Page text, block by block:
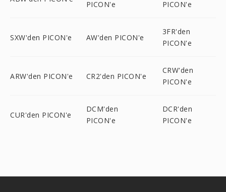
PICON'e
PICON'e
SXW'den PICON'e AW'den PICON'e
3FR'den
PICON'e
ARW'den PICON'e CR2'den PICON'e
CRW'den
PICON'e
CUR'den PICON'e
DCM'den
PICON'e
DCR'den
PICON'e